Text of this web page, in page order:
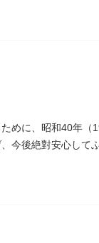
めに、昭和40年
今後絶對安心して